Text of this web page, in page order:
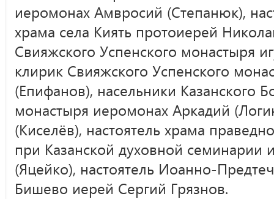
иеромонах Амвросий (Степанюк),
храма села Киять протоиерей
Свияжского Успенского монастыря
клирик Свияжского Успенского
(Епифанов), насельники Казанского
монастыря иеромонах Аркадий
(Киселёв), настоятель храма
при Казанской духовной семинарии
(Яцейко), настоятель Иоанно-
Бишево иерей Сергий Грязнов.